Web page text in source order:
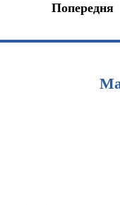
Попередня